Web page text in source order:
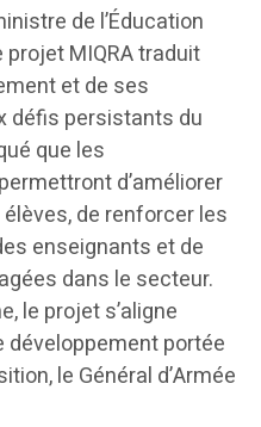
de l’Éducation
MIQRA traduit
et de ses
défis persistants du
que les
d’améliorer
de renforcer les
enseignants et de
dans le secteur.
le projet s’aligne
développement portée
le Général d’Armée